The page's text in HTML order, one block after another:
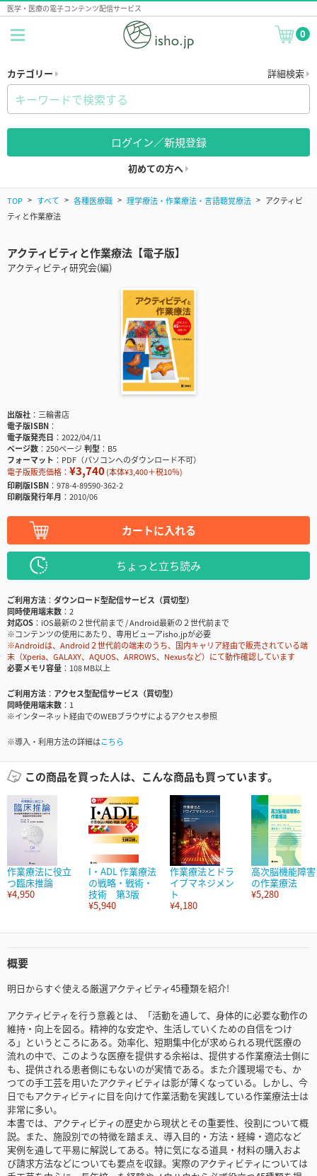
医学・医療の電子コンテンツ配信サービス
0
カテゴリー 詳細検索
ログイン／新規登録
初めての方へ
TOP すべて 各種医療職 理学療法・作業療法・言語聴覚療法
アクティビ
ティと作業療法
アクティビティと作業療法【電子版】
アクティビティ研究会(編)
出版社
三輪書店
電子版ISBN
電子版発売日
2022/04/11
ページ数
250ページ判型
B5
フォーマット
PDF（パソコンへのダウンロード不可）
電子版販売価格： ¥3,740(本体¥3,400＋税10％)
印刷版ISBN
978-4-89590-362-2
印刷版発行年月
2010/06
カートに入れる
ちょっと立ち読み
ご利用方法
ダウンロード型配信サービス（買切型）
同時使用端末数
2
対応OS
iOS最新の２世代前まで / Android最新の２世代前まで
※コンテンツの使用にあたり、専用ビューアisho.jpが必要
※Androidは、Android２世代前の端末のうち、国内キャリア経由で販売されている端
末（Xperia、GALAXY、AQUOS、ARROWS、Nexusなど）にて動作確認しています
必要メモリ容量
108 MB以上
ご利用方法
アクセス型配信サービス（買切型）
同時使用端末数
1
※インターネット経由でのWEBブラウザによるアクセス参照
※導入・利用方法の詳細はこちら
この商品を買った人は、こんな商品も買っています。
作業療法に役立
つ臨床推論
¥4,950
I・ADL 作業療法
の戦略・戦術・
技術 第3版
¥5,940
作業療法とドラ
イブマネジメン
ト
¥4,180
高次脳機能障害
の作業療法
¥5,280
概要
明日からすぐ使える厳選アクティビティ45種類を紹介!
アクティビティを行う意義とは、「活動を通して、身体的に必要な動作の
維持・向上を図る。精神的な安定や、生活していくための自信をつけ
る」というところにある。効率化、短期集中化が求められる現代医療の
流れの中で、このような医療を提供する余裕は、提供する作業療法士側に
も、提供される患者側にもないのが実情である。また介護現場でも、か
つての手工芸を用いたアクティビティは影が薄くなっている。しかし、今
日でもアクティビティに目を向けて作業活動を実践している作業療法士は
非常に多い。
本書では、アクティビティの歴史から現状とその重要性、役割について概
説。また、施設別での特徴を踏まえ、導入目的・方法・経緯・適応など
実例を通して平易に解説してある。特に気になる道具・材料の購入およ
び請求方法などについても要点を収録。実際のアクティビティについては